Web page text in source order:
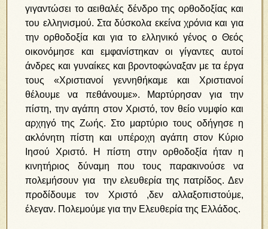
γιγαντώσει το αειθαλές δένδρο της ορθοδοξίας και
του ελληνισμού. Στα δύσκολα εκείνα χρόνια και για
την ορθοδοξία και για το ελληνικό γένος ο Θεός
οικονόμησε και εμφανίστηκαν οι γίγαντες αυτοί
άνδρες και γυναίκες και βροντοφώναξαν με τα έργα
τους «Χριστιανοί γεννηθήκαμε και Χριστιανοί
θέλουμε να πεθάνουμε». Μαρτύρησαν για την
πίστη, την αγάπη στον Χριστό, τον θείο νυμφίο και
αρχηγό της Ζωής. Στο μαρτύριο τους οδήγησε η
ακλόνητη πίστη και υπέροχη αγάπη στον Κύριο
Ιησού Χριστό. Η πίστη στην ορθοδοξία ήταν η
κινητήριος δύναμη που τους παρακινούσε να
πολεμήσουν για την ελευθερία της πατρίδος. Δεν
προδίδουμε τον Χριστό ,δεν αλλαξοπιστούμε,
έλεγαν. Πολεμούμε για την Ελευθερία της Ελλάδος.